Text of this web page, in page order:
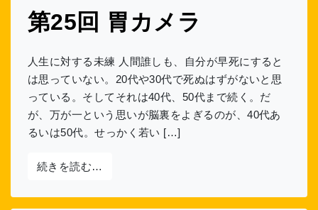
第25回 胃カメラ
人生に対する未練 人間誰しも、自分が早死にすると
は思っていない。20代や30代で死ぬはずがないと思
っている。そしてそれは40代、50代まで続く。だ
が、万が一という思いが脳裏をよぎるのが、40代あ
るいは50代。せっかく若い […]
続きを読む…